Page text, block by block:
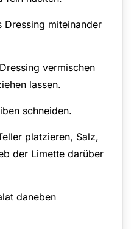
Dressing miteinander
vermischen
lassen.
schneiden.
platzieren, Salz,
der Limette darüber
daneben